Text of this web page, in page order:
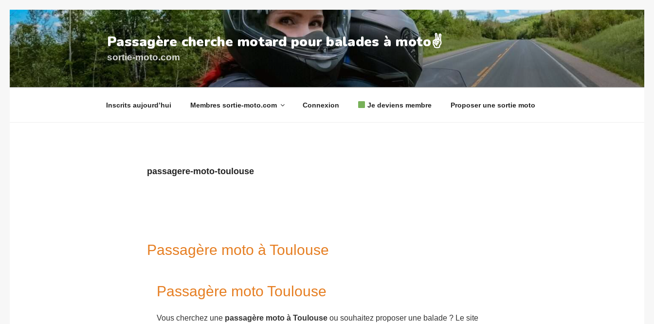
Aller
au
contenu
principal
Passagère cherche motard pour balades à moto✌️
sortie-moto.com
Inscrits aujourd’hui Membres sortie-moto.com Connexion Je deviens membre Proposer une sortie moto
passagere-moto-toulouse
Passagère moto à Toulouse
Passagère moto Toulouse
Vous cherchez une passagère moto à Toulouse ou souhaitez proposer une balade ? Le site